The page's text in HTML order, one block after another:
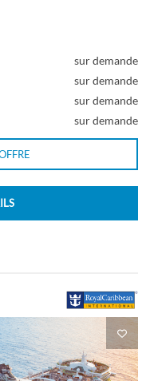
sur demande
sur demande
sur demande
sur demande